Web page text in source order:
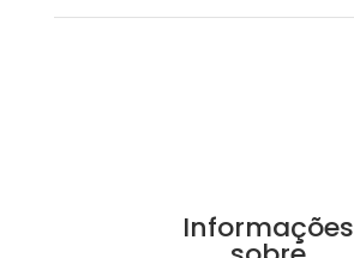
Informações